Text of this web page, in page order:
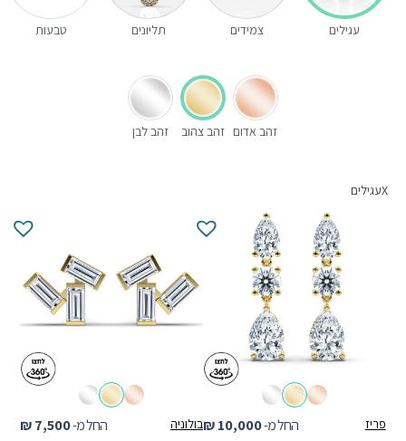
זהב לבן זהב צהוב זהב אדום
עגילים צמידים תליונים טבעות
Xעגילים
החל מ- ₪7,500 בולוניה החל מ- ₪10,000 פריז